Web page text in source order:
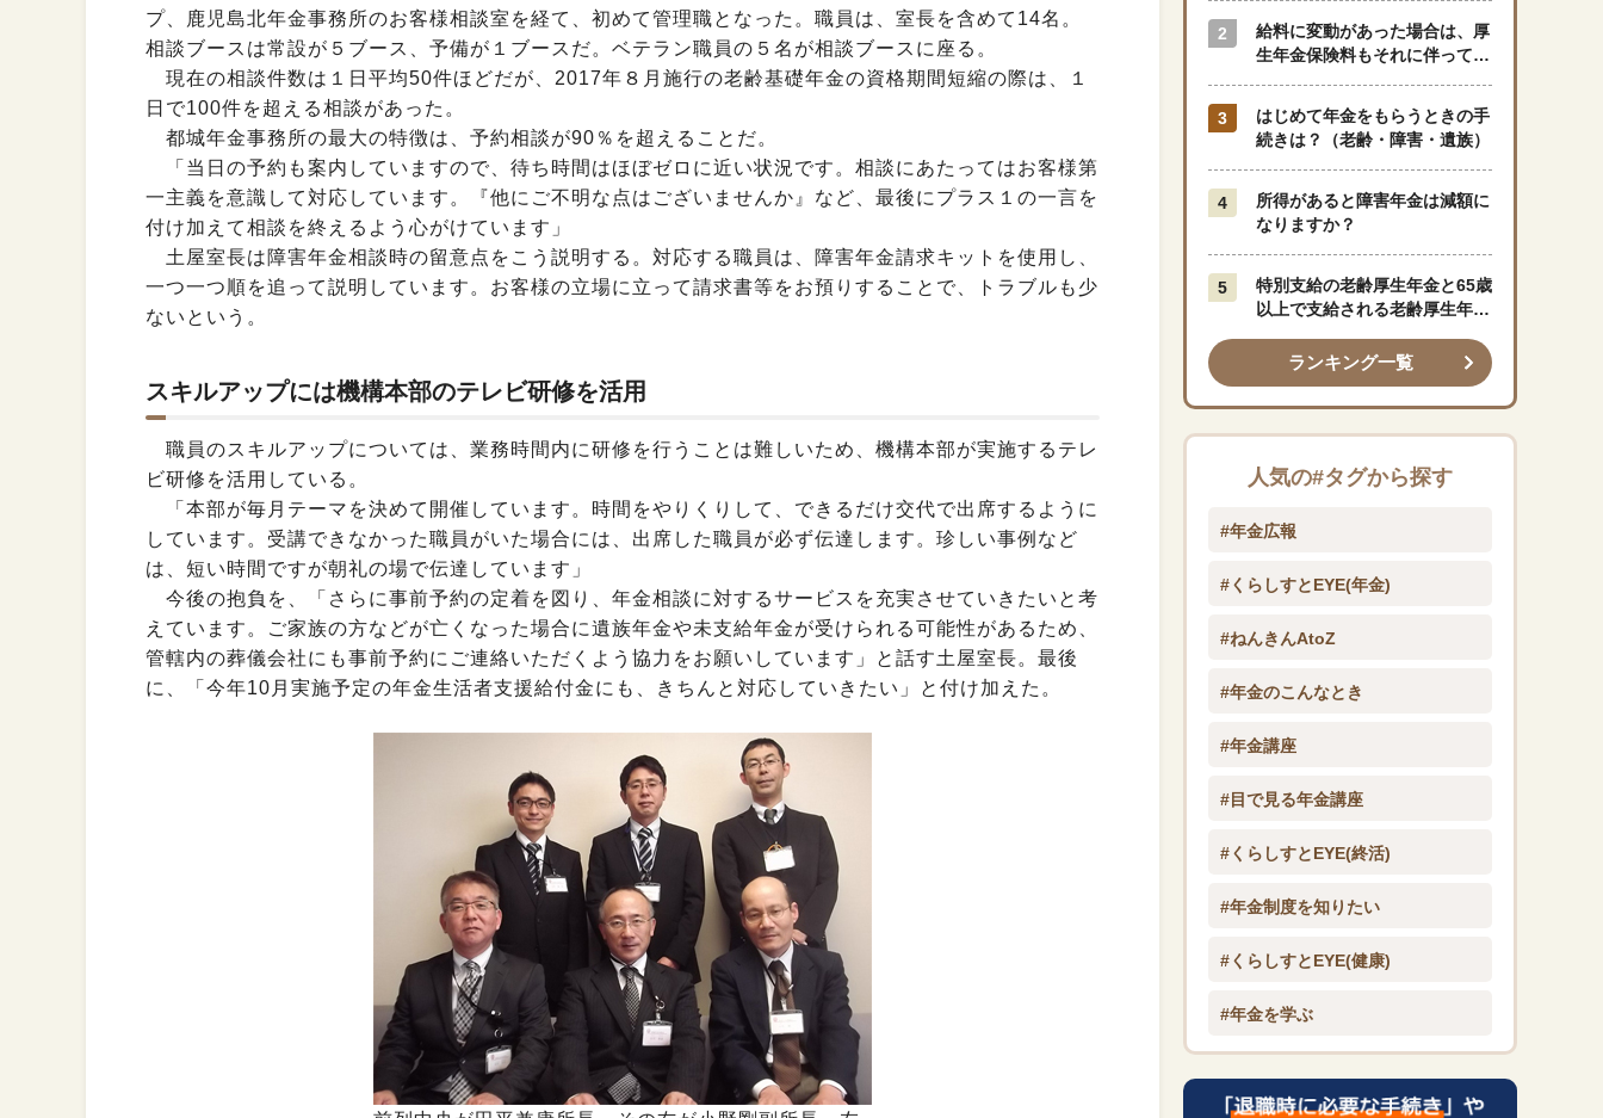
閉じる
プ、鹿児島北年金事務所のお客様相談室を経て、初めて管理職となった。職員は、室長を含めて14名。
相談ブースは常設が５ブース、予備が１ブースだ。ベテラン職員の５名が相談ブースに座る。
現在の相談件数は１日平均50件ほどだが、2017年８月施行の老齢基礎年金の資格期間短縮の際は、１
日で100件を超える相談があった。
都城年金事務所の最大の特徴は、予約相談が90％を超えることだ。
「当日の予約も案内していますので、待ち時間はほぼゼロに近い状況です。相談にあたってはお客様第
一主義を意識して対応しています。『他にご不明な点はございませんか』など、最後にプラス１の一言を
付け加えて相談を終えるよう心がけています」
土屋室長は障害年金相談時の留意点をこう説明する。対応する職員は、障害年金請求キットを使用し、
一つ一つ順を追って説明しています。お客様の立場に立って請求書等をお預りすることで、トラブルも少
ないという。
スキルアップには機構本部のテレビ研修を活用
職員のスキルアップについては、業務時間内に研修を行うことは難しいため、機構本部が実施するテレ
ビ研修を活用している。
「本部が毎月テーマを決めて開催しています。時間をやりくりして、できるだけ交代で出席するように
しています。受講できなかった職員がいた場合には、出席した職員が必ず伝達します。珍しい事例など
は、短い時間ですが朝礼の場で伝達しています」
今後の抱負を、「さらに事前予約の定着を図り、年金相談に対するサービスを充実させていきたいと考
えています。ご家族の方などが亡くなった場合に遺族年金や未支給年金が受けられる可能性があるため、
管轄内の葬儀会社にも事前予約にご連絡いただくよう協力をお願いしています」と話す土屋室長。最後
に、「今年10月実施予定の年金生活者支援給付金にも、きちんと対応していきたい」と付け加えた。
ょうか？
給料に変動があった場合は、厚
生年金保険料もそれに伴って変
はじめて年金をもらうときの手
続きは？（老齢・障害・遺族）
所得があると障害年金は減額に
なりますか？
特別支給の老齢厚生年金と65歳
以上で支給される老齢厚生年金
ランキング一覧
人気の#タグから探す
#年金広報
#くらしすとEYE(年金)
#ねんきんAtoZ
#年金のこんなとき
#年金講座
#目で見る年金講座
#くらしすとEYE(終活)
#年金制度を知りたい
#くらしすとEYE(健康)
#年金を学ぶ